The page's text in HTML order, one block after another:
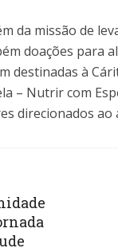
da missão de
doações para
destinadas à
– Nutrir com
direcionados ao